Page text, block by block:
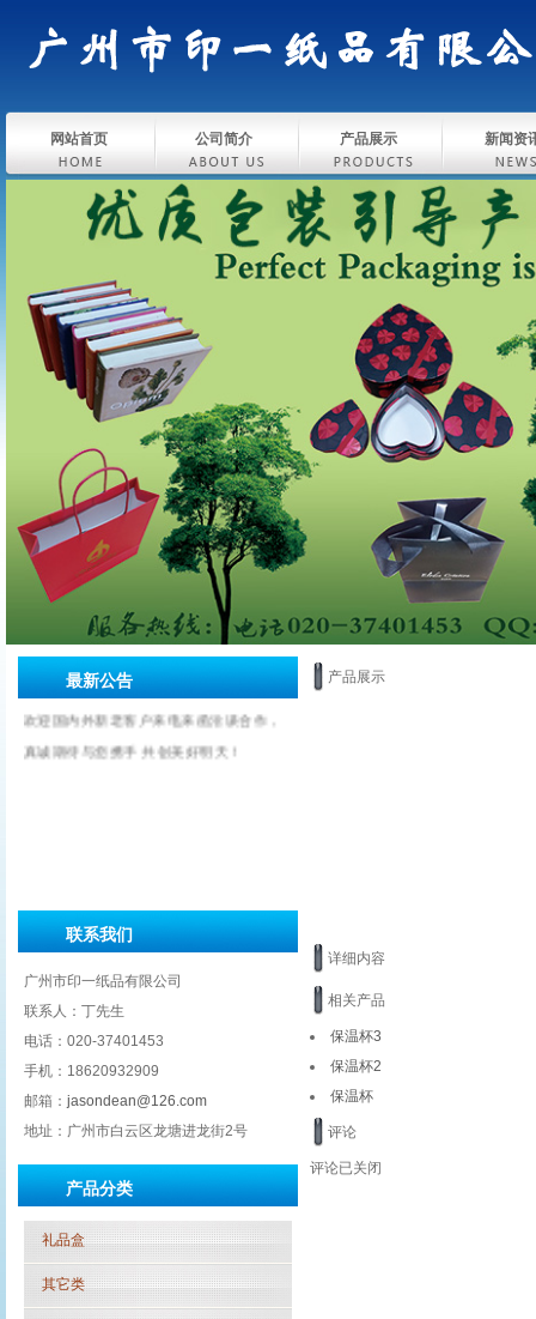
网站首页 公司简介 产品展示 新闻资
最新公告
欢迎国内外新老客户来电来函洽谈合作，
真诚期待与您携手 共创美好明天！
联系我们
广州市印一纸品有限公司
联系人：丁先生
电话：020-37401453
手机：18620932909
邮箱： jasondean@126.com
地址：广州市白云区龙塘进龙街2号
产品分类
礼品盒
其它类
产品展示
详细内容
相关产品
保温杯3
保温杯2
保温杯
评论
评论已关闭